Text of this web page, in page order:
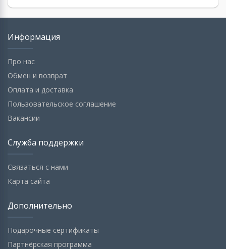
Информация
Про нас
Обмен и возврат
Оплата и доставка
Пользовательское соглашение
Вакансии
Служба поддержки
Связаться с нами
Карта сайта
Дополнительно
Подарочные сертификаты
Партнёрская программа